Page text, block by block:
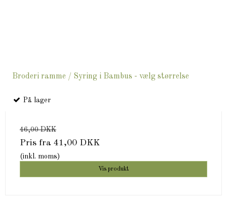
Broderi ramme / Syring i Bambus - vælg størrelse
På lager
46,00 DKK
Pris fra 41,00 DKK
(inkl. moms)
Vis produkt